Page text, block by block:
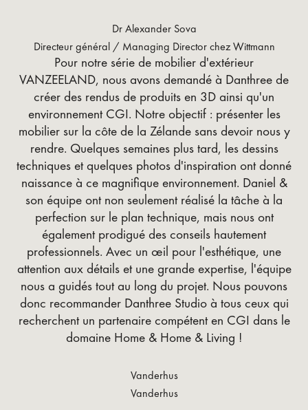
Dr Alexander Sova
Directeur général / Managing Director chez Wittmann
Pour notre série de mobilier d'extérieur
VANZEELAND, nous avons demandé à Danthree de
créer des rendus de produits en 3D ainsi qu'un
environnement CGI. Notre objectif : présenter les
mobilier sur la côte de la Zélande sans devoir nous y
rendre. Quelques semaines plus tard, les dessins
techniques et quelques photos d'inspiration ont donné
naissance à ce magnifique environnement. Daniel &
son équipe ont non seulement réalisé la tâche à la
perfection sur le plan technique, mais nous ont
également prodigué des conseils hautement
professionnels. Avec un œil pour l'esthétique, une
attention aux détails et une grande expertise, l'équipe
nous a guidés tout au long du projet. Nous pouvons
donc recommander Danthree Studio à tous ceux qui
recherchent un partenaire compétent en CGI dans le
domaine Home & Home & Living !
Vanderhus
Vanderhus